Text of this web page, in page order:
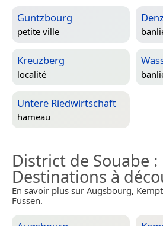
Guntzbourg
petite ville
Kreuzberg
localité
Untere Riedwirtschaft
hameau
District de Souabe :
Destinations à
En savoir plus sur Augsbourg,
Füssen.